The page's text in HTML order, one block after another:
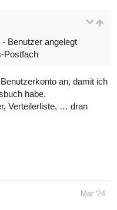
Benutzer angelegt
Postfach
an, damit ich
habe.
Verteilerliste, … dran
Mar '24